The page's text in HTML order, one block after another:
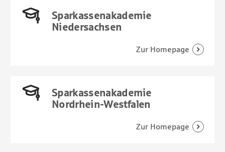
Sparkassenakademie
Niedersachsen
Sparkassenakademie
Nordrhein-Westfalen